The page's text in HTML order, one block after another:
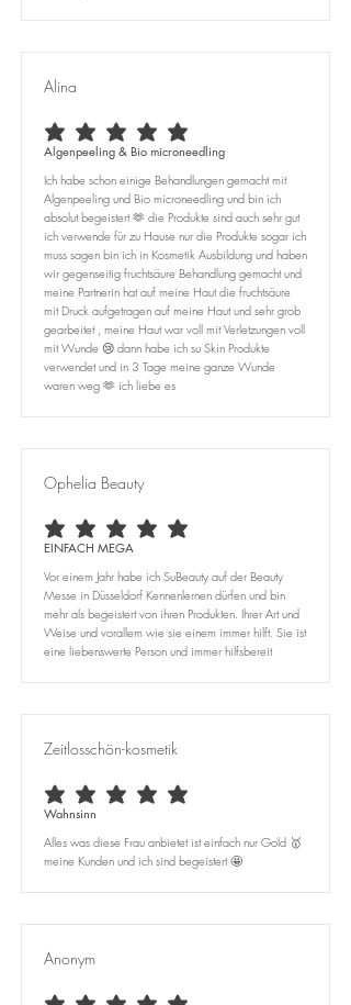
Alina
durchschnittliches Rating ist 5 von 5
Algenpeeling & Bio microneedling
Ich habe schon einige Behandlungen gemacht mit
Algenpeeling und Bio microneedling und bin ich
absolut begeistert 🫶 die Produkte sind auch sehr gut
ich verwende für zu Hause nur die Produkte sogar ich
muss sagen bin ich in Kosmetik Ausbildung und haben
wir gegenseitig fruchtsäure Behandlung gemacht und
meine Partnerin hat auf meine Haut die fruchtsäure
mit Druck aufgetragen auf meine Haut und sehr grob
gearbeitet , meine Haut war voll mit Verletzungen voll
mit Wunde 😢 dann habe ich su Skin Produkte
verwendet und in 3 Tage meine ganze Wunde
waren weg 🫶 ich liebe es
Ophelia Beauty
durchschnittliches Rating ist 5 von 5
EINFACH MEGA
Vor einem Jahr habe ich SuBeauty auf der Beauty
Messe in Düsseldorf Kennenlernen dürfen und bin
mehr als begeistert von ihren Produkten. Ihrer Art und
Weise und vorallem wie sie einem immer hilft. Sie ist
eine liebenswerte Person und immer hilfsbereit
Zeitlosschön-kosmetik
durchschnittliches Rating ist 5 von 5
Wahnsinn
Alles was diese Frau anbietet ist einfach nur Gold 🥇
meine Kunden und ich sind begeistert 🤩
Anonym